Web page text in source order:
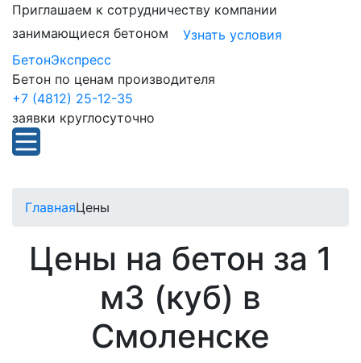
Приглашаем к сотрудничеству компании
занимающиеся бетоном
Узнать условия
БетонЭкспресс
Бетон по ценам производителя
+7 (4812) 25-12-35
заявки круглосуточно
ГлавнаяЦены
Цены на бетон за 1
м3 (куб) в
Смоленске